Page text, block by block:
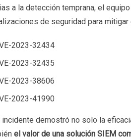
a la detección temprana, el
de seguridad para
2023-32434
2023-32435
2023-38606
2023-41990
incidente demostró no solo la
el valor de una solución SIEM